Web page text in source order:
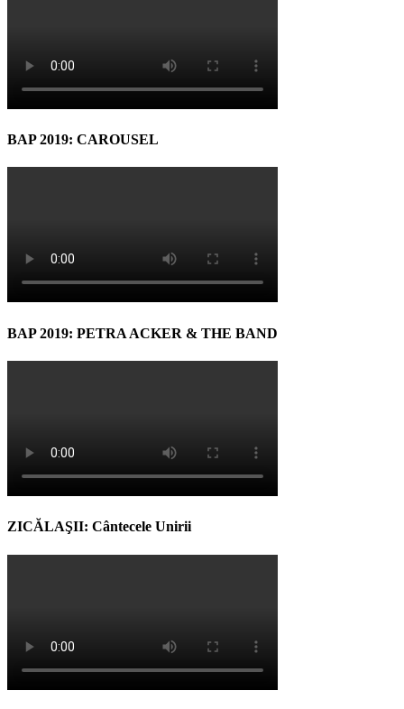
BAP 2019: CAROUSEL
BAP 2019: PETRA ACKER & THE BAND
ZICĂLAŞII: Cântecele Unirii